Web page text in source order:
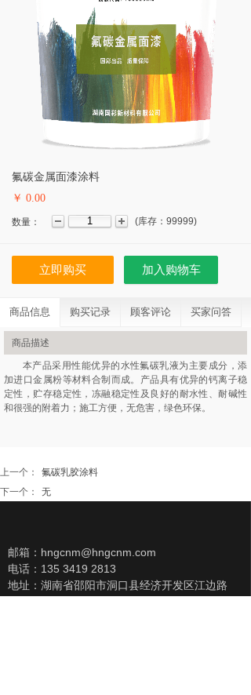
氟碳金属面漆涂料
￥ 0.00
数量： (库存： 99999)
立即购买 加入购物车
商品信息 购买记录 顾客评论 买家问答
商品描述
本产品采用性能优异的水性氟碳乳液为主要成分，添
加进口金属粉等材料合制而成。产品具有优异的钙离子稳
定性，贮存稳定性，冻融稳定性及良好的耐水性、耐碱性
和很强的附着力；施工方便，无危害，绿色环保。
上一个：
氟碳乳胶涂料
下一个：
无
邮箱：hngcnm@hngcnm.com
电话：135 3419 2813
地址：湖南省邵阳市洞口县经济开发区江边路